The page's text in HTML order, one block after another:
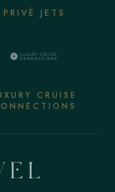
PRIVÉ JETS
CRUISE